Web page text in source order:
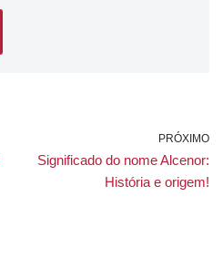
PRÓXIMO
Significado do nome Alcenor:
História e origem!